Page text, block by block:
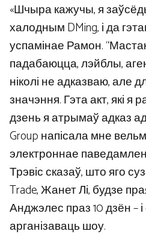
«Шчыра кажучы, я
халодным DMing, і да
успамінае Рамон.
падабаюцца, лэйблы,
ніколі не адказваю, але
значэння. Гэта акт, які
дзень я атрымаў адказ ад
Group напісала мне
электроннае
Трэвіс сказаў, што яго
Trade, Жанет Лі, будзе
Анджэлес праз 10 дзён –
арганізаваць шоу.